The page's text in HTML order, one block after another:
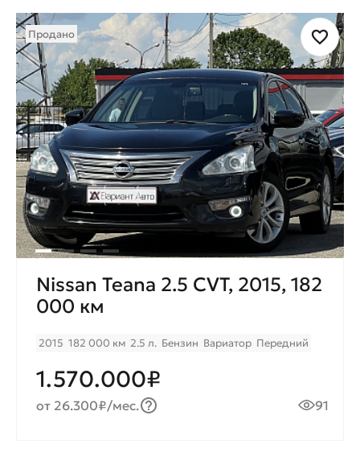
Продано
Nissan Teana 2.5 CVT, 2015, 182
000 км
2015 182 000 км 2.5 л. Бензин Вариатор Передний
1.570.000₽
от 26.300₽/мес. 91